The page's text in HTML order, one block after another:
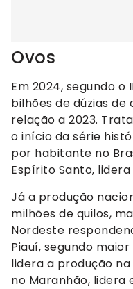
Ovos
Em 2024, segundo o
bilhões de dúzias de
relação a 2023.
o início da série
por habitante no
Espírito Santo,
Já a produção
milhões de quilos,
Nordeste
Piauí, segundo
lidera a produção na
no Maranhão, lidera